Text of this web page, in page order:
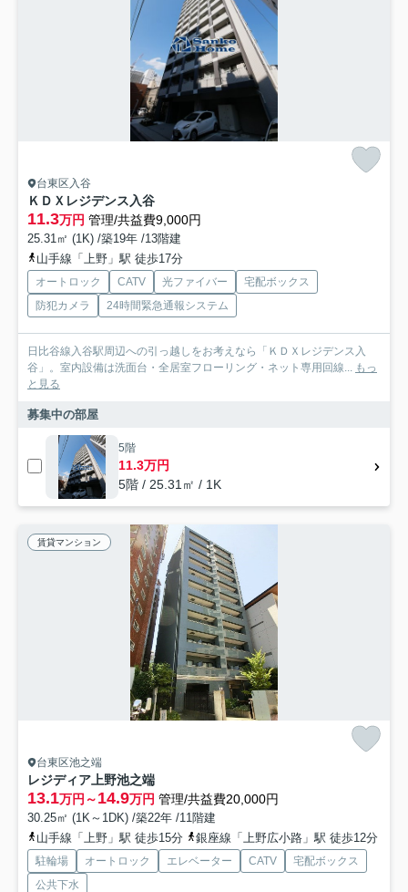
台東区入谷
ＫＤＸレジデンス入谷
11.3万円 管理/共益費9,000円
25.31㎡ (1K) /築19年 /13階建
山手線「上野」駅 徒歩17分
オートロック CATV 光ファイバー
宅配ボックス
防犯カメラ
24時間緊急通報システム
日比谷線入谷駅周辺への引っ越しをお考えなら「ＫＤＸレジデンス入
谷」。室内設備は洗面台・全居室フローリング・ネット専用回線...
もっ
と見る
募集中の部屋
5階
11.3万円
5階 / 25.31㎡ / 1K
賃貸マンション
台東区池之端
レジディア上野池之端
13.1万円～14.9万円 管理/共益費20,000円
30.25㎡ (1K～1DK) /築22年 /11階建
山手線「上野」駅 徒歩15分
銀座線「上野広小路」駅 徒歩12分
駐輪場 オートロック エレベーター CATV
宅配ボックス
公共下水